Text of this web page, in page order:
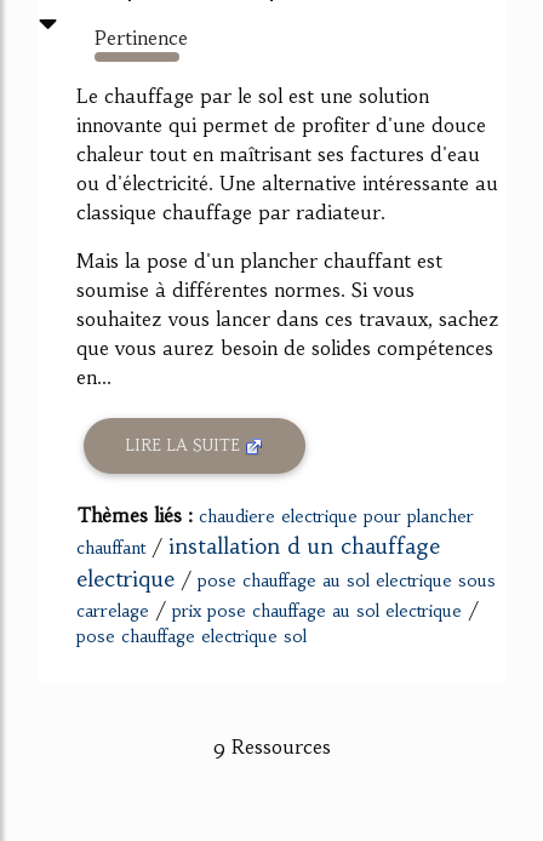
Pertinence
1215%
Le chauffage par le sol est une solution
innovante qui permet de profiter d'une douce
chaleur tout en maîtrisant ses factures d'eau
ou d'électricité. Une alternative intéressante au
classique chauffage par radiateur.
Mais la pose d'un plancher chauffant est
soumise à différentes normes. Si vous
souhaitez vous lancer dans ces travaux, sachez
que vous aurez besoin de solides compétences
en...
LIRE LA SUITE
Thèmes liés : chaudiere electrique pour plancher
chauffant/ installation d un chauffage
electrique / pose chauffage au sol electrique sous
carrelage / prix pose chauffage au sol electrique /
pose chauffage electrique sol
9 Ressources